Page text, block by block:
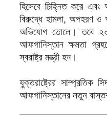
হিসেবে চিহ্নিত করে এবং
বিরুদ্ধে হামলা, অপহরণ ও
অভিযোগ তোলে। তবে
আফগানিস্তান ক্ষমতা
স্বরাষ্ট্র মন্ত্রী হন।
যুক্তরাষ্ট্রের সাম্প্রতিক
আফগানিস্তানের নতুন